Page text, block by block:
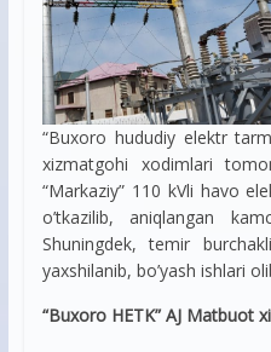
“Buxoro hududiy elektr
xizmatgohi xodimlari
“Markaziy” 110 kVli havo
o’tkazilib, aniqlangan
Shuningdek, temir
yaxshilanib, bo’yash ishlari
“Buxoro HETK” AJ Matbuot